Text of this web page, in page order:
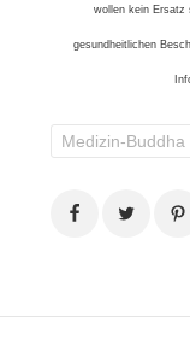
wollen kein Ersatz
gesundheitlichen
Medizin-Buddha